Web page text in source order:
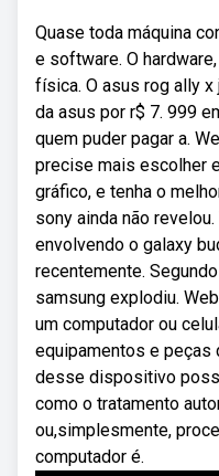
Quase toda máquina
e software. O
física. O asus rog ally
da asus por r$ 7. 999
quem puder pagar a.
precise mais escolher
gráfico, e tenha o
sony ainda não
envolvendo o galaxy
recentemente.
samsung explodiu.
um computador ou
equipamentos e peças
desse dispositivo
como o tratamento
ou,simplesmente,
computador é.